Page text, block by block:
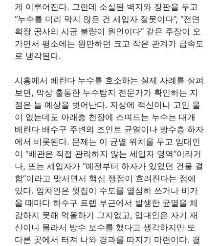
게 이루어진다. 그런데 소실된 벽지와 장판을 두고
“누수를 미리 막지 않은 건 세입자 잘못이다”, “전면
확장 공사의 시공 불량이 원인이다” 같은 주장이 오
가면서 평소에는 원만하던 크고 작은 관계가 급속도
로 냉각된다.
시흥에서 베란다 누수를 호소하는 실제 사례를 살펴
보면, 막상 출동한 누수탐지 전문가가 확인하는 지
점은 늘 예상을 벗어난다. 지상에 적신이나 고인 물
이 없는데도 아래층 천장에 스며드는 누수는 대개
베란다 배수구 주변의 조인트 균열이나 방수층 하자
에서 비롯된다. 문제는 이 균열 위치를 두고 임대인
이 “배관은 직접 관리하지 않는 세입자 영역”이라거
나, 또는 세입자가 “예전부터 하자가 있었던 건물 결
함”이라고 맞서면서 핵심 쟁점이 흐려진다는 점에
있다. 임차인은 윗집이 수도를 열심히 쓰거나 비가
올 때마다 하수구 트랩 부근에서 발생한 균열을 체
감하지 못해 억울하기 그지없고, 입대인은 자기 재
산이니 몰라서 방수 보수를 했다고 생각하지만 또
다른 곳에서 터져 나와 경과를 따지기 마련이다. 결